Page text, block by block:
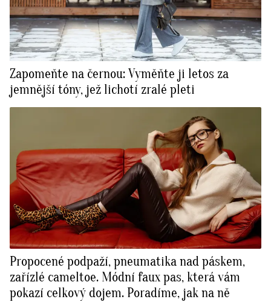
Zapomeňte na černou: Vyměňte ji letos za
jemnější tóny, jež lichotí zralé pleti
Propocené podpaží, pneumatika nad páskem,
zařízlé cameltoe. Módní faux pas, která vám
pokazí celkový dojem. Poradíme, jak na ně